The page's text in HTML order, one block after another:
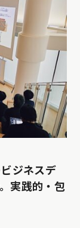
ジネスデ
実践的・包